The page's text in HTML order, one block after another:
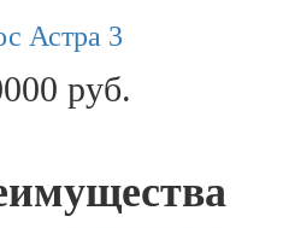
Астра 3
руб.